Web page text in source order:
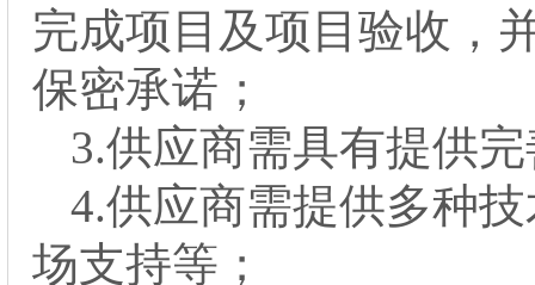
完成项目及项目验收，
保密承诺；
3.供应商需具有提供
4.供应商需提供多种
场支持等；